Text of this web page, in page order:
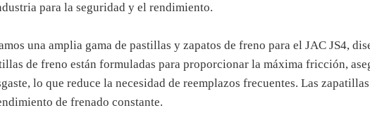
para la seguridad y el rendimiento.
una amplia gama de pastillas y zapatos de freno para el JAC JS4,
de freno están formuladas para proporcionar la máxima fricción,
lo que reduce la necesidad de reemplazos frecuentes. Las
de frenado constante.